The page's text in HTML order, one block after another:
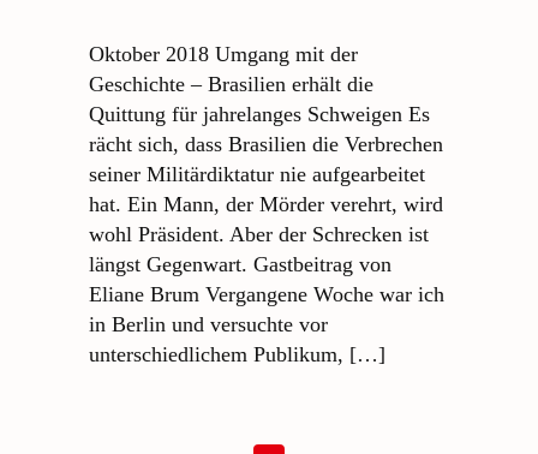
Oktober 2018 Umgang mit der
Geschichte – Brasilien erhält die
Quittung für jahrelanges Schweigen Es
rächt sich, dass Brasilien die Verbrechen
seiner Militärdiktatur nie aufgearbeitet
hat. Ein Mann, der Mörder verehrt, wird
wohl Präsident. Aber der Schrecken ist
längst Gegenwart. Gastbeitrag von
Eliane Brum Vergangene Woche war ich
in Berlin und versuchte vor
unterschiedlichem Publikum, […]